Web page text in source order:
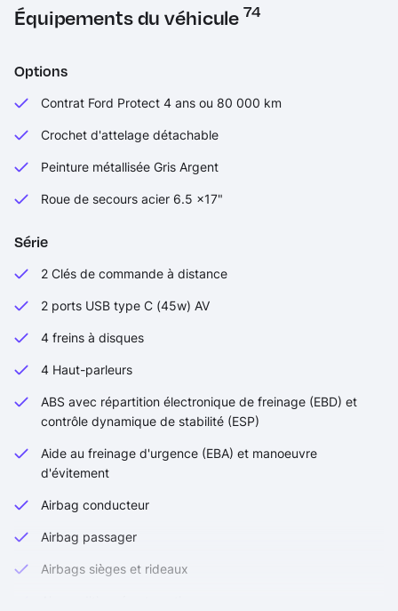
Équipements du véhicule 74
Options
Contrat Ford Protect 4 ans ou 80 000 km
Crochet d'attelage détachable
Peinture métallisée Gris Argent
Roue de secours acier 6.5 x17"
Série
2 Clés de commande à distance
2 ports USB type C (45w) AV
4 freins à disques
4 Haut-parleurs
ABS avec répartition électronique de freinage (EBD) et
contrôle dynamique de stabilité (ESP)
Aide au freinage d'urgence (EBA) et manoeuvre
d'évitement
Airbag conducteur
Airbag passager
Airbags sièges et rideaux